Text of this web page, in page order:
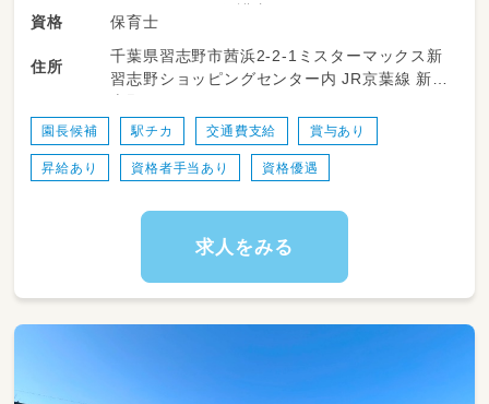
いただきます。保護者やスタッフとのコミュニ
ケーションを図り、円滑な園の運営を行ってい
ただきます。また、スタッフの指導・育成、保育
方針の策定・見直し、経営方針の立案・実行な
す。
[具体的な業務内容]
般を担当
・保護者やスタッフとのコミュニケーションを
・スタッフの指導・育成、評価、スケジュール管
資格 保育士
住所
千葉県習志野市茜浜2-2-1ミスターマックス新
習志野ショッピングセンター内 JR京葉線 新習
園長候補 駅チカ 交通費支給 賞与あり
昇給あり 資格者手当あり 資格優遇
求人をみる